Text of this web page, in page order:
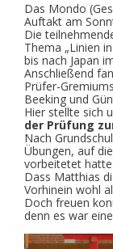
Das Mondo
Auftakt am
Die
Thema „Linien
bis nach Japan
Anschließend
Prüfer-
Beeking und
Hier stellte sich
der Prüfung
Nach
Übungen, auf
vorbeitetet hatte.
Dass Matthias
Vorhinein wohl
Doch freuen
denn es war